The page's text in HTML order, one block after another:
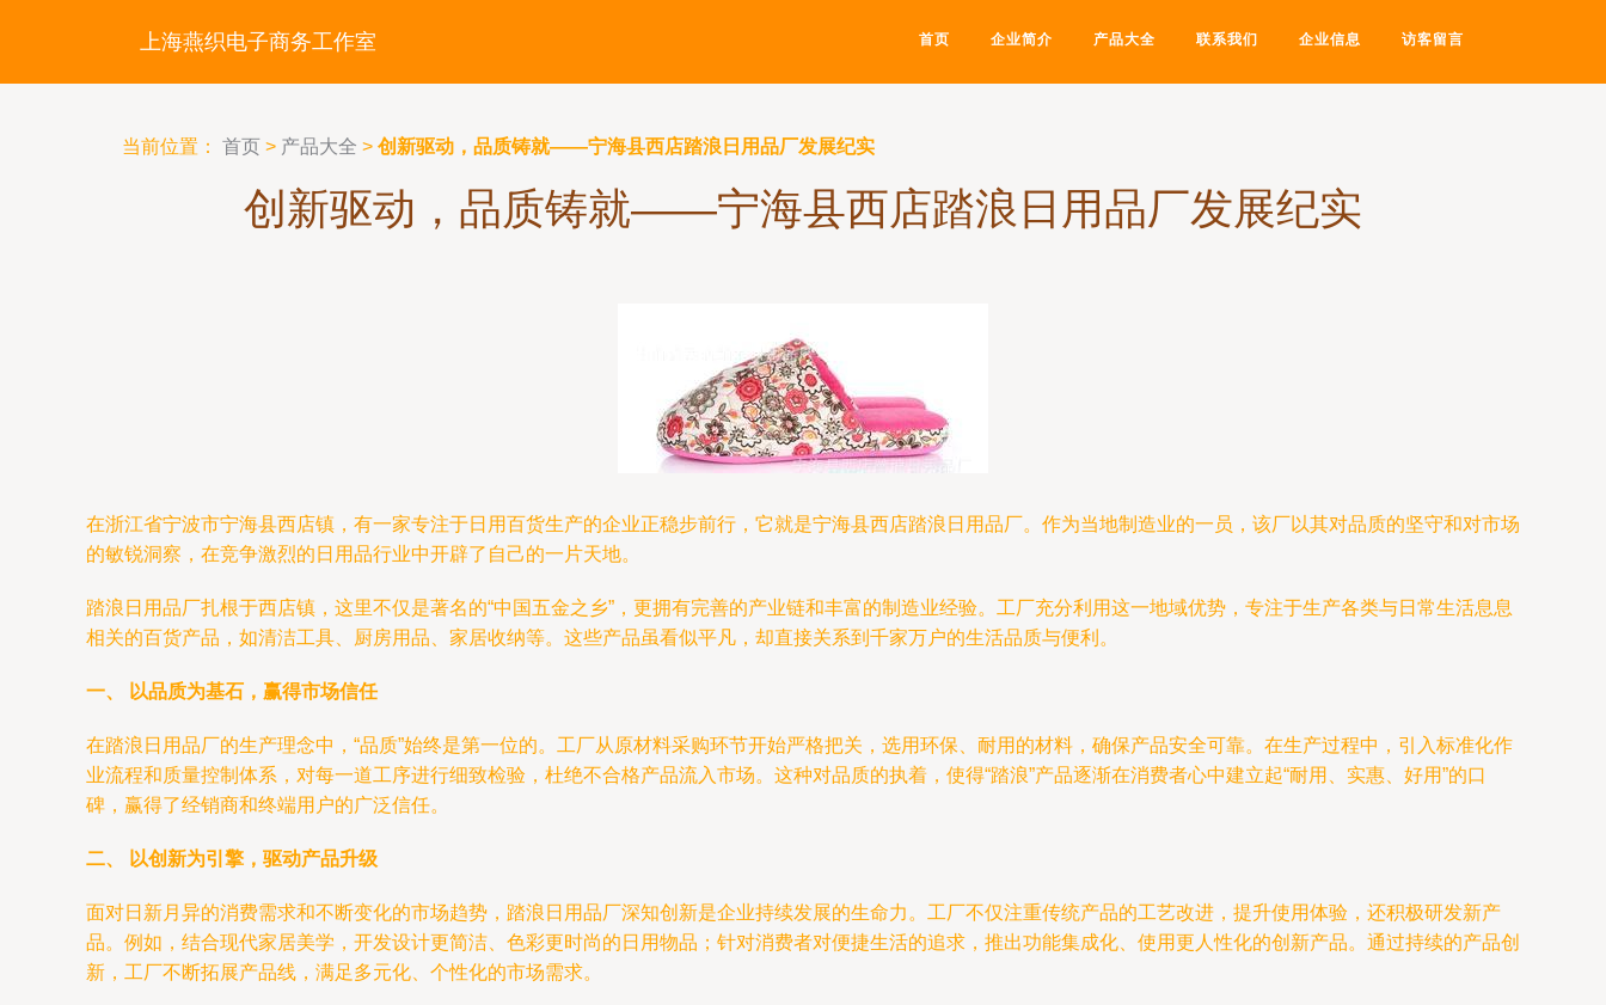
上海燕织电子商务工作室 首页 企业简介 产品大全 联系我们 企业信息 访客留言
当前位置： 首页 > 产品大全 > 创新驱动，品质铸就——宁海县西店踏浪日用品厂发展纪实
创新驱动，品质铸就——宁海县西店踏浪日用品厂发展纪实
在浙江省宁波市宁海县西店镇，有一家专注于日用百货生产的企业正稳步前行，它就是宁海县西店踏浪日用品厂。作为当地制造业的一员，该厂以其对品质的坚守和对市场
的敏锐洞察，在竞争激烈的日用品行业中开辟了自己的一片天地。
踏浪日用品厂扎根于西店镇，这里不仅是著名的“中国五金之乡”，更拥有完善的产业链和丰富的制造业经验。工厂充分利用这一地域优势，专注于生产各类与日常生活息息
相关的百货产品，如清洁工具、厨房用品、家居收纳等。这些产品虽看似平凡，却直接关系到千家万户的生活品质与便利。
一、 以品质为基石，赢得市场信任
在踏浪日用品厂的生产理念中，“品质”始终是第一位的。工厂从原材料采购环节开始严格把关，选用环保、耐用的材料，确保产品安全可靠。在生产过程中，引入标准化作
业流程和质量控制体系，对每一道工序进行细致检验，杜绝不合格产品流入市场。这种对品质的执着，使得“踏浪”产品逐渐在消费者心中建立起“耐用、实惠、好用”的口
碑，赢得了经销商和终端用户的广泛信任。
二、 以创新为引擎，驱动产品升级
面对日新月异的消费需求和不断变化的市场趋势，踏浪日用品厂深知创新是企业持续发展的生命力。工厂不仅注重传统产品的工艺改进，提升使用体验，还积极研发新产
品。例如，结合现代家居美学，开发设计更简洁、色彩更时尚的日用物品；针对消费者对便捷生活的追求，推出功能集成化、使用更人性化的创新产品。通过持续的产品创
新，工厂不断拓展产品线，满足多元化、个性化的市场需求。